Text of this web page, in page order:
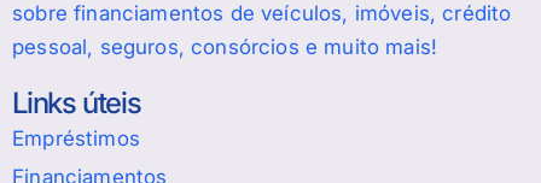
sobre financiamentos de veículos, imóveis, crédito
pessoal, seguros, consórcios e muito mais!
Links úteis
Empréstimos
Financiamentos